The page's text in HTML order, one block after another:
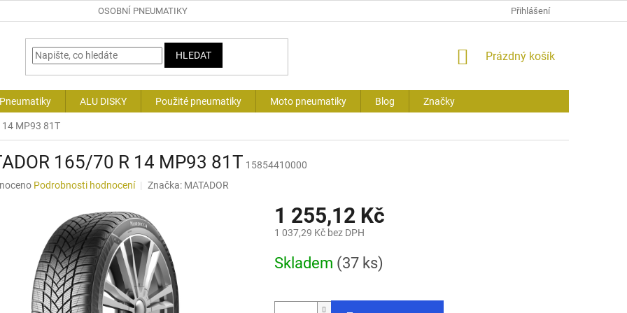
OSOBNÍ PNEUMATIKY Přihlášení
HLEDAT
NÁKUPNÍ
Prázdný košík
ALU DISKY Použité pneumatiky Moto pneumatiky Blog Značky
14 MP93 81T
165/70 R 14 MP93 81T 15854410000
Podrobnosti hodnocení Značka: MATADOR
1 255,12 Kč
1 037,29 Kč bez DPH
cena:
Skladem (37 ks)